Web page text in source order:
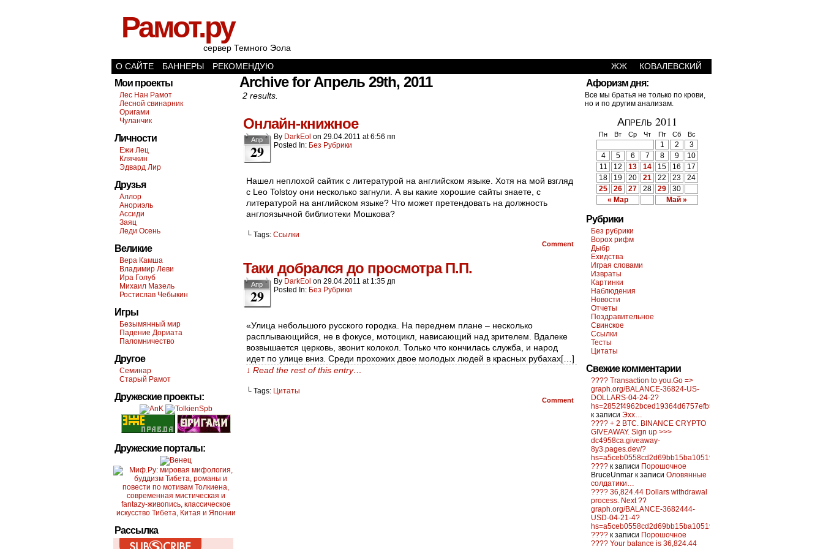
Рамот.ру
сервер Темного Эола
О САЙТЕ
БАННЕРЫ РЕКОМЕНДУЮ ЖЖ КОВАЛЕВСКИЙ
Мои проекты
Лес Нан Рамот
Лесной свинарник
Оригами
Чуланчик
Личности
Ежи Лец
Клячкин
Эдвард Лир
Друзья
Аллор
Анориэль
Ассиди
Заяц
Леди Осень
Великие
Вера Камша
Владимир Леви
Ира Голуб
Михаил Мазель
Ростислав Чебыкин
Игры
Безымянный мир
Падение Дориата
Паломничество
Другое
Семинар
Старый Рамот
Дружеские проекты:
Дружеские порталы:
Рассылка
Archive for Апрель 29th, 2011
2 results.
Онлайн-книжное
Апр
29
By DarkEol on 29.04.2011 at6:56 пп
Posted In: Без Рубрики
Нашел неплохой сайтик с литературой на английском языке. Хотя на мой взгляд
с Leo Tolstoy они несколько загнули. А вы какие хорошие сайты знаете, с
литературой на английском языке? Что может претендовать на должность
англоязычной библиотеки Мошкова?
└ Tags: Ссылки
Comment
Таки добрался до просмотра П.П.
Апр
29
By DarkEol on 29.04.2011 at 1:35 дп
Posted In: Без Рубрики
«Улица небольшого русского городка. На переднем плане – несколько
расплывающийся, не в фокусе, мотоцикл, нависающий над зрителем. Вдалеке
возвышается церковь, звонит колокол. Только что кончилась служба, и народ
идет по улице вниз. Среди прохожих двое молодых людей в красных рубахах[…]
↓ Read the rest of this entry…
└ Tags: Цитаты
Comment
Афоризм дня:
Все мы братья не только по крови,
но и по другим анализам.
Апрель 2011
Пн Вт Ср Чт Пт Сб Вс
« Мар Май »
1 2
3
4
5 6 7 8 9
10
11
12 13 14 15 16
17
18
19 20 21 22 23
24
25
26 27 28 29 30
Рубрики
Без рубрики
Ворох рифм
Дыбр
Ехидства
Играя словами
Извраты
Картинки
Наблюдения
Новости
Отчеты
Поздравительное
Свинское
Ссылки
Тесты
Цитаты
Свежие комментарии
???? Transaction to you.Go =>
graph.org/BALANCE-36824-US-
DOLLARS-04-24-2?
hs=2852f4962bced19364d6757efb5f6a84&
к записи Эхх…
???? + 2 BTC. BINANCE CRYPTO
GIVEAWAY. Sign up >>>
dc4958ca.giveaway-
8y3.pages.dev/?
hs=a5ceb0558cd2d69bb15ba10519f0d6c2&
???? к записи Порошочное
BruceUnmar к записи Оловянные
солдатики…
???? 36,824.44 Dollars withdrawal
process. Next ??
graph.org/BALANCE-3682444-
USD-04-21-4?
hs=a5ceb0558cd2d69bb15ba10519f0d6c2&
???? к записи Порошочное
???? Your balance is 36,824.44